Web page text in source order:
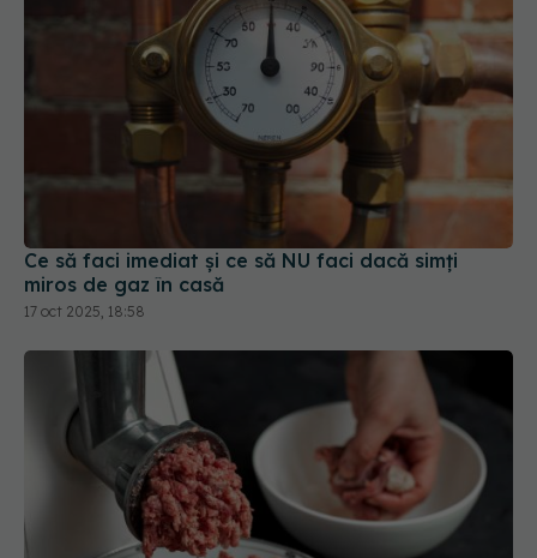
Ce să faci imediat și ce să NU faci dacă simți
miros de gaz în casă
17 oct 2025, 18:58